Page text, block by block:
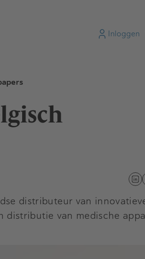
Inloggen
distributeur van
distributie van medische